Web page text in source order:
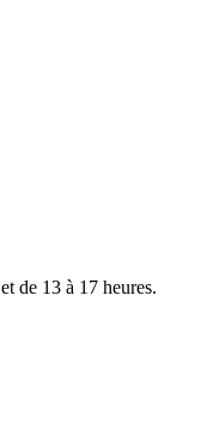
de 13 à 17 heures.